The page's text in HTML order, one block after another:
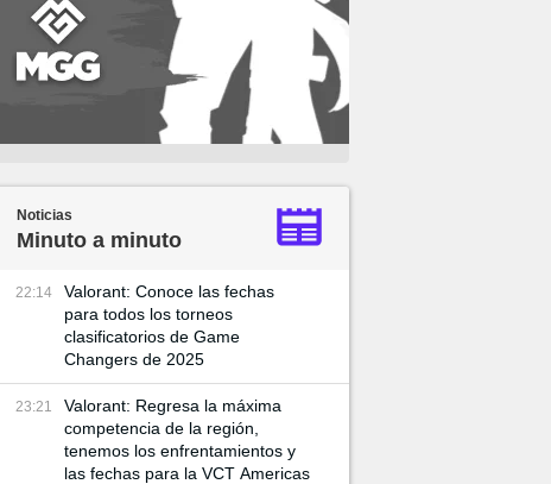
Noticias
Minuto a minuto
22:14
Valorant: Conoce las fechas
para todos los torneos
clasificatorios de Game
Changers de 2025
23:21
Valorant: Regresa la máxima
competencia de la región,
tenemos los enfrentamientos y
las fechas para la VCT Americas